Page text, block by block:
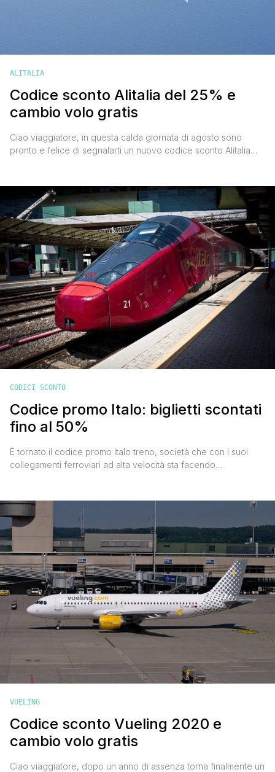
ALITALIA
Codice sconto Alitalia del 25% e
cambio volo gratis
Ciao viaggiatore, in questa calda giornata di agosto sono
pronto e felice di segnalarti un nuovo codice sconto Alitalia
SCONTO ALITALIA: COME FUNZIONA Per usufruire del codice
sconto Alitalia,o come lo chiamano quelli più fighi 'e-coupon
Alitalia', devi: [']
CODICI SCONTO
Codice promo Italo: biglietti scontati
fino al 50%
È tornato il codice promo Italo treno, società che con i suoi
collegamenti ferroviari ad alta velocità sta facendo
salvo disponibilità. CODICE PROMO ITALO: COME UTILIZZARLO
Devi solo: collegarti a www.italotreno.it entro le ore 15 di lunedì
27 luglio [']
VUELING
Codice sconto Vueling 2020 e
cambio volo gratis
Ciao viaggiatore, dopo un anno di assenza torna finalmente un